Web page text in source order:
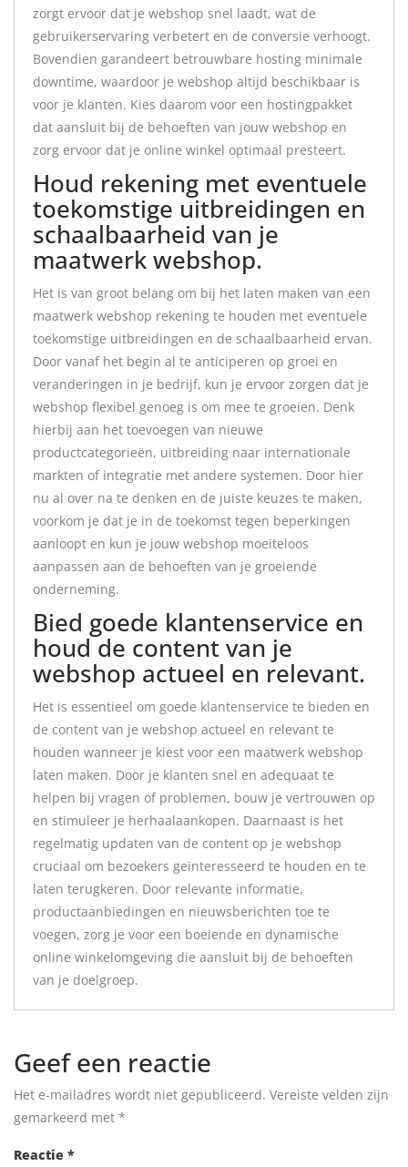
zorgt ervoor dat je webshop snel laadt, wat de
gebruikerservaring verbetert en de conversie verhoogt.
Bovendien garandeert betrouwbare hosting minimale
downtime, waardoor je webshop altijd beschikbaar is
voor je klanten. Kies daarom voor een hostingpakket
dat aansluit bij de behoeften van jouw webshop en
zorg ervoor dat je online winkel optimaal presteert.
Houd rekening met eventuele
toekomstige uitbreidingen en
schaalbaarheid van je
maatwerk webshop.
Het is van groot belang om bij het laten maken van een
maatwerk webshop rekening te houden met eventuele
toekomstige uitbreidingen en de schaalbaarheid ervan.
Door vanaf het begin al te anticiperen op groei en
veranderingen in je bedrijf, kun je ervoor zorgen dat je
webshop flexibel genoeg is om mee te groeien. Denk
hierbij aan het toevoegen van nieuwe
productcategorieën, uitbreiding naar internationale
markten of integratie met andere systemen. Door hier
nu al over na te denken en de juiste keuzes te maken,
voorkom je dat je in de toekomst tegen beperkingen
aanloopt en kun je jouw webshop moeiteloos
aanpassen aan de behoeften van je groeiende
onderneming.
Bied goede klantenservice en
houd de content van je
webshop actueel en relevant.
Het is essentieel om goede klantenservice te bieden en
de content van je webshop actueel en relevant te
houden wanneer je kiest voor een maatwerk webshop
laten maken. Door je klanten snel en adequaat te
helpen bij vragen of problemen, bouw je vertrouwen op
en stimuleer je herhaalaankopen. Daarnaast is het
regelmatig updaten van de content op je webshop
cruciaal om bezoekers geïnteresseerd te houden en te
laten terugkeren. Door relevante informatie,
productaanbiedingen en nieuwsberichten toe te
voegen, zorg je voor een boeiende en dynamische
online winkelomgeving die aansluit bij de behoeften
van je doelgroep.
Geef een reactie
Het e-mailadres wordt niet gepubliceerd. Vereiste velden zijn
gemarkeerd met *
Reactie *